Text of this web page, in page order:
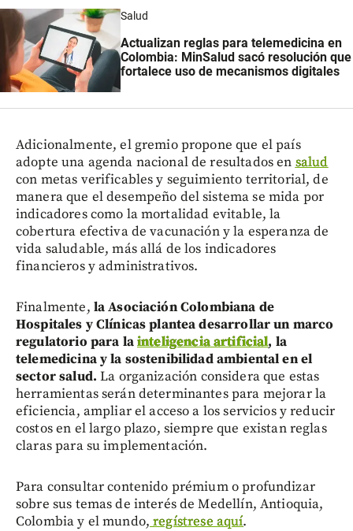
Salud
Actualizan reglas para telemedicina en
Colombia: MinSalud sacó resolución que
fortalece uso de mecanismos digitales
Adicionalmente, el gremio propone que el país
adopte una agenda nacional de resultados en salud
con metas verificables y seguimiento territorial, de
manera que el desempeño del sistema se mida por
indicadores como la mortalidad evitable, la
cobertura efectiva de vacunación y la esperanza de
vida saludable, más allá de los indicadores
financieros y administrativos.
Finalmente, la Asociación Colombiana de
Hospitales y Clínicas plantea desarrollar un marco
regulatorio para lainteligencia artificial, la
telemedicina y la sostenibilidad ambiental en el
sector salud.La organización considera que estas
herramientas serán determinantes para mejorar la
eficiencia, ampliar el acceso a los servicios y reducir
costos en el largo plazo, siempre que existan reglas
claras para su implementación.
Para consultar contenido prémium o profundizar
sobre sus temas de interés de Medellín, Antioquia,
Colombia y el mundo, regístrese aquí.